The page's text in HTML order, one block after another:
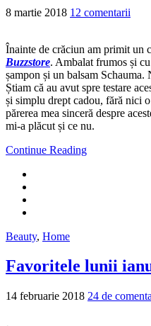
8 martie 2018 12 comentarii
Înainte de crăciun am primit un
Buzzstore. Ambalat frumos și
șampon și un balsam Schauma.
Știam că au avut spre testare
și simplu drept cadou, fără nici
părerea mea sinceră despre
mi-a plăcut și ce nu.
Continue Reading
Beauty, Home
Favoritele lunii
14 februarie 2018 24 de